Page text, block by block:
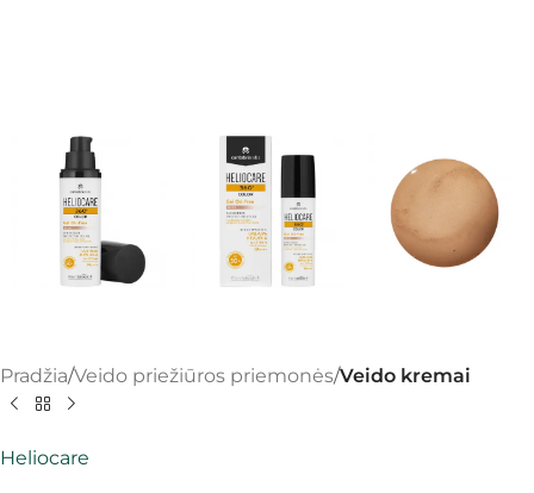
Pradžia Veido priežiūros priemonės Veido kremai
Heliocare